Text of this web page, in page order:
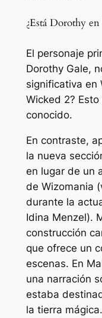
¿Está Dorothy
El personaje
Dorothy Gale,
significativa en
Wicked 2?
conocido.
En contraste,
la nueva
en lugar de un
de Wizomania
durante la
Idina Menzel).
construcción
que ofrece un
escenas. En
una narración
estaba
la tierra